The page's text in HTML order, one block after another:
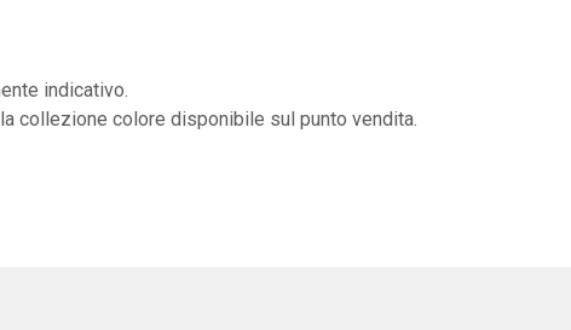
indicativo.
collezione colore disponibile sul punto vendita.